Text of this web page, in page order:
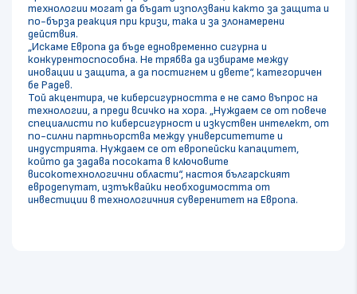
технологии могат да бъдат използвани както за защита и
по-бърза реакция при кризи, така и за злонамерени
действия.
„Искаме Европа да бъде едновременно сигурна и
конкурентоспособна. Не трябва да избираме между
иновации и защита, а да постигнем и двете“, категоричен
бе Радев.
Той акцентира, че киберсигурността е не само въпрос на
технологии, а преди всичко на хора. „Нуждаем се от повече
специалисти по киберсигурност и изкуствен интелект, от
по-силни партньорства между университетите и
индустрията. Нуждаем се от европейски капацитет,
който да задава посоката в ключовите
високотехнологични области“, настоя българският
евродепутат, изтъквайки необходимостта от
инвестиции в технологичния суверенитет на Европа.